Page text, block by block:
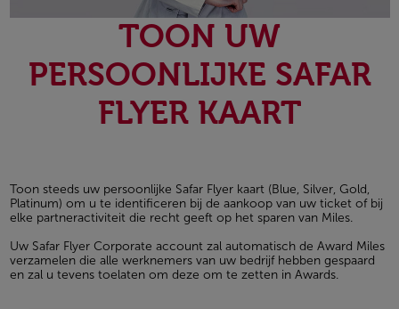
TOON UW
PERSOONLIJKE SAFAR
FLYER KAART
Toon steeds uw persoonlijke Safar Flyer kaart (Blue, Silver, Gold,
Platinum) om u te identificeren bij de aankoop van uw ticket of bij
elke partneractiviteit die recht geeft op het sparen van Miles.
Uw Safar Flyer Corporate account zal automatisch de Award Miles
verzamelen die alle werknemers van uw bedrijf hebben gespaard
en zal u tevens toelaten om deze om te zetten in Awards.